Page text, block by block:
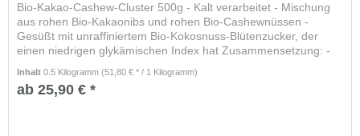
Bio-Kakao-Cashew-Cluster 500g - Kalt verarbeitet - Mischung
aus rohen Bio-Kakaonibs und rohen Bio-Cashewnüssen -
Gesüßt mit unraffiniertem Bio-Kokosnuss-Blütenzucker, der
einen niedrigen glykämischen Index hat Zusammensetzung: -
Inhalt0.5 Kilogramm(51,80 € * / 1 Kilogramm)
ab 25,90 € *